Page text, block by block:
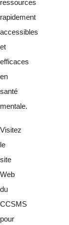
ressources
rapidement
accessibles
et
efficaces
en
santé
mentale.
Visitez
le
site
Web
du
CCSMS
pour